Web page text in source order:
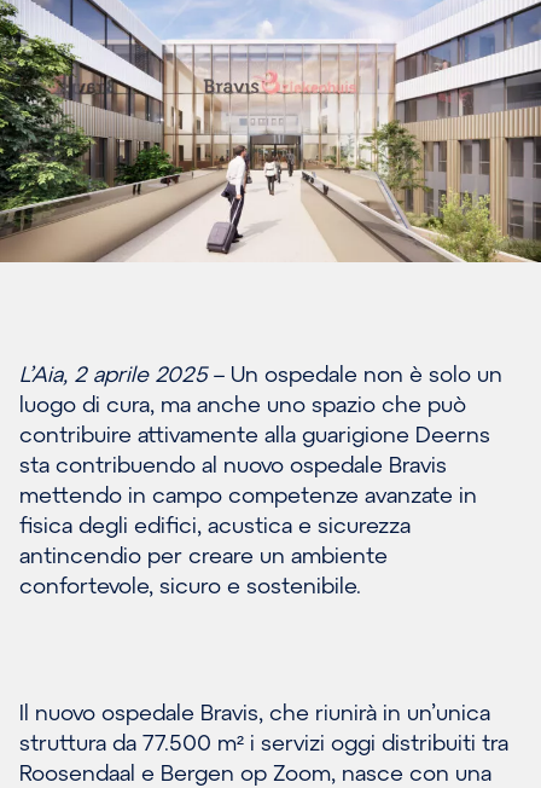
L’Aia, 2 aprile 2025– Un ospedale non è solo un
luogo di cura, ma anche uno spazio che può
contribuire attivamente alla guarigione Deerns
sta contribuendo al nuovo ospedale Bravis
mettendo in campo competenze avanzate in
fisica degli edifici, acustica e sicurezza
antincendio per creare un ambiente
confortevole, sicuro e sostenibile.
Il nuovo ospedale Bravis, che riunirà in un’unica
struttura da 77.500 m² i servizi oggi distribuiti tra
Roosendaal e Bergen op Zoom, nasce con una